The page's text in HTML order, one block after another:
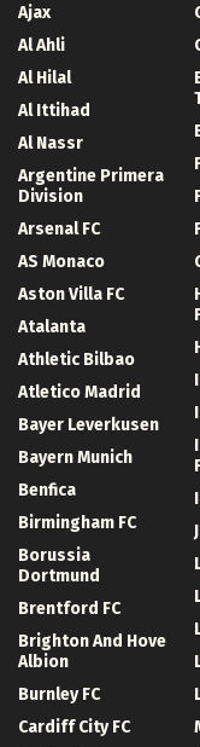
Ajax
Al Ahli
Al Hilal
Al Ittihad
Al Nassr
Argentine Primera
Division
Arsenal FC
AS Monaco
Aston Villa FC
Atalanta
Athletic Bilbao
Atletico Madrid
Bayer Leverkusen
Bayern Munich
Benfica
Birmingham FC
Borussia
Dortmund
Brentford FC
Brighton And Hove
Albion
Burnley FC
Cardiff City FC